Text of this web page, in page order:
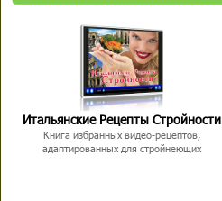
Итальянские Рецепты Стройности
Книга избранных видео-рецептов,
адаптированных для стройнеющих